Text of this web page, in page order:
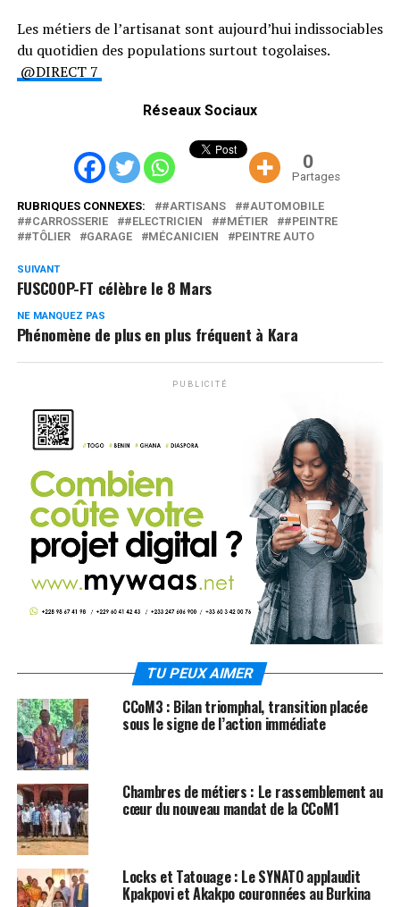
Les métiers de l’artisanat sont aujourd’hui indissociables
du quotidien des populations surtout togolaises.
@DIRECT 7
Réseaux Sociaux
0
Partages
RUBRIQUES CONNEXES: #ARTISANS
#AUTOMOBILE
#CARROSSERIE
#ELECTRICIEN #MÉTIER
#PEINTRE
#TÔLIER
GARAGE MÉCANICIEN PEINTRE AUTO
SUIVANT
FUSCOOP-FT célèbre le 8 Mars
NE MANQUEZ PAS
Phénomène de plus en plus fréquent à Kara
PUBLICITÉ
TU PEUX AIMER
CCoM3 : Bilan triomphal, transition placée
sous le signe de l’action immédiate
Chambres de métiers : Le rassemblement au
cœur du nouveau mandat de la CCoM1
Locks et Tatouage : Le SYNATO applaudit
Kpakpovi et Akakpo couronnées au Burkina